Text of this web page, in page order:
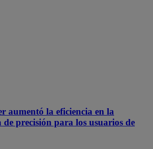
aumentó la eficiencia en la
precisión para los usuarios de